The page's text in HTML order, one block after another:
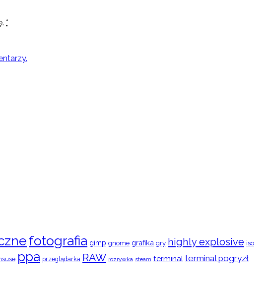
*
fotografia gimp gnome grafika gry highly explosive iso
ppa przeglądarka RAW rozrywka steam terminal terminal pogryzł